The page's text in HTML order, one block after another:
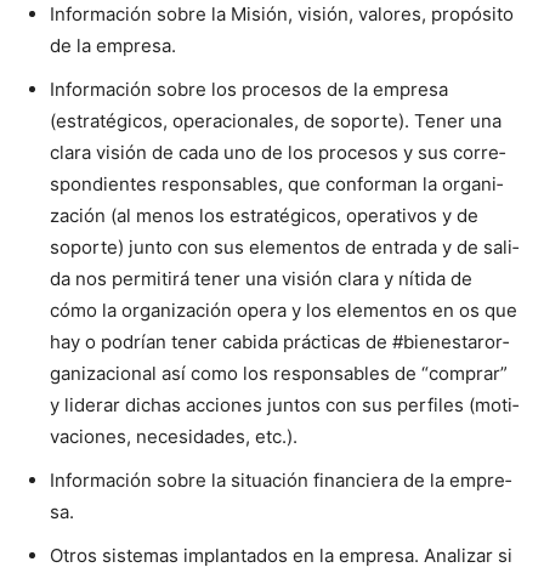
Infor­ma­ción sobre la Mis­ión, visión, val­ores, propósi­to
de la empre­sa.
Infor­ma­ción sobre los pro­ce­sos de la empre­sa
(estratégi­cos, opera­cionales, de soporte). Ten­er una
clara visión de cada uno de los pro­ce­sos y sus cor­re­
spon­di­entes respon­s­ables, que con­for­man la orga­ni­
zación (al menos los estratégi­cos, oper­a­tivos y de
soporte) jun­to con sus ele­men­tos de entra­da y de sal­i­
da nos per­mi­tirá ten­er una visión clara y níti­da de
cómo la orga­ni­zación opera y los ele­men­tos en os que
hay o podrían ten­er cabi­da prác­ti­cas de #bien­es­taror­
ga­ni­za­cional así como los respon­s­ables de “com­prar”
y lid­er­ar dichas acciones jun­tos con sus per­files (moti­
va­ciones, necesi­dades, etc.).
Infor­ma­ción sobre la situación financiera de la empre­
sa.
Otros sis­temas implan­ta­dos en la empre­sa. Analizar si